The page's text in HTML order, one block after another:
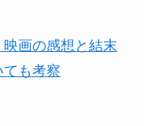
画の感想と結末
も考察